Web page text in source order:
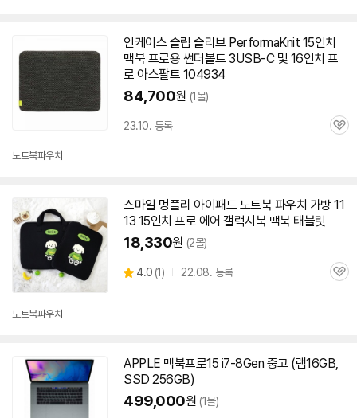
인케이스 슬립 슬리브 PerformaKnit 15인치
맥북 프로용 썬더볼트 3USB-C 및 16인치 프
로 아스팔트 104934
84,700원 (1몰)
23.10. 등록
관
노트북파우치
스마일 멍플리 아이패드 노트북 파우치 가방 11
13 15인치 프로 에어 갤럭시북 맥북 태블릿
18,330원 (2몰)
별
4.0 (상
1) 22.08. 등록
관
노트북파우치
APPLE 맥북프로15 i7-8Gen 중고 (램16GB,
SSD 256GB)
499,000원 (1몰)